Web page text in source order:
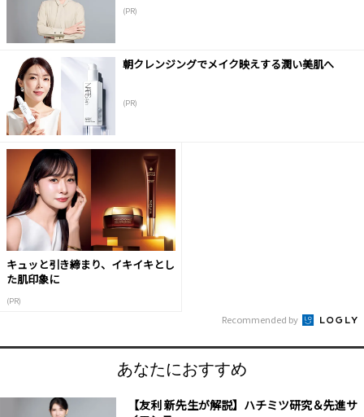
(PR)
朝クレンジングでメイク映えする潤い美肌へ
(PR)
キュッと引き締まり、イキイキとし
た肌印象に
(PR)
Recommended by
あなたにおすすめ
【友利 新先生が解説】ハチミツ研究＆先進サ